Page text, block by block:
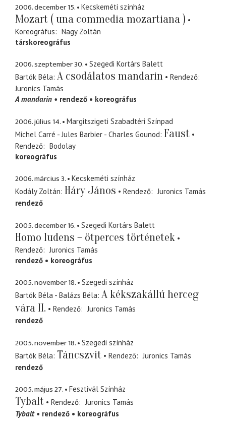
2006. december 15. Kecskeméti színház
Mozart ( una commedia mozartiana )
Koreográfus
Nagy Zoltán
társkoreográfus
2006. szeptember 30.
Szegedi Kortárs Balett
Bartók Béla A csodálatos mandarin
Rendező
Juronics Tamás
A mandarin
rendező koreográfus
2006. július 14.
Margitszigeti Szabadtéri Színpad
Michel Carré - Jules Barbier - Charles Gounod Faust
Rendező
Bodolay
koreográfus
2006. március 3.
Kecskeméti színház
Kodály Zoltán Háry János Rendező
Juronics Tamás
rendező
2005. december 16. Szegedi Kortárs Balett
Homo ludens – ötperces történetek
Rendező
Juronics Tamás
rendező
koreográfus
2005. november 18.
Szegedi színház
Bartók Béla - Balázs Béla A kékszakállú herceg
vára II.
Rendező
Juronics Tamás
rendező
2005. november 18.
Szegedi színház
Bartók Béla Táncszvit Rendező
Juronics Tamás
rendező
2005. május 27. Fesztivál Színház
Tybalt Rendező
Juronics Tamás
Tybalt
rendező koreográfus